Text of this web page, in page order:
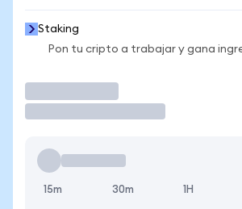
Staking
Pon tu cripto a trabajar y gana
15m 30m 1H